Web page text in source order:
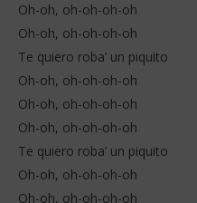
Oh-oh, oh-oh-oh-oh
Oh-oh, oh-oh-oh-oh
Te quiero roba’ un piquito
Oh-oh, oh-oh-oh-oh
Oh-oh, oh-oh-oh-oh
Oh-oh, oh-oh-oh-oh
Te quiero roba’ un piquito
Oh-oh, oh-oh-oh-oh
Oh-oh, oh-oh-oh-oh